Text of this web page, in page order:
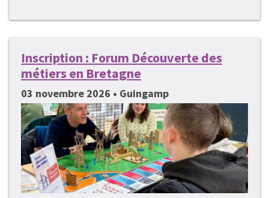
Inscription : Forum Découverte des
métiers en Bretagne
03 novembre 2026 • Guingamp